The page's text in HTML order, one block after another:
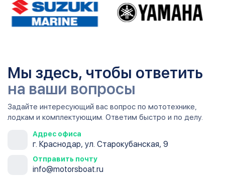
Мы здесь, чтобы ответить
на ваши вопросы
Задайте интересующий вас вопрос по мототехнике,
лодкам и комплектующим. Ответим быстро и по делу.
Адрес офиса
г. Краснодар, ул. Старокубанская, 9
Отправить почту
info@motorsboat.ru